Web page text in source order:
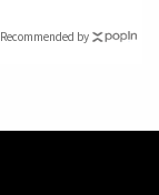
Recommended by